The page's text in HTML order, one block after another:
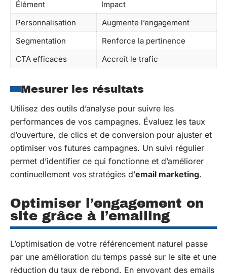
Élément
Impact
Personnalisation
Augmente l’engagement
Segmentation
Renforce la pertinence
CTA efficaces
Accroît le trafic
Mesurer les résultats
Utilisez des outils d’analyse pour suivre les
performances de vos campagnes. Évaluez les taux
d’ouverture, de clics et de conversion pour ajuster et
optimiser vos futures campagnes. Un suivi régulier
permet d’identifier ce qui fonctionne et d’améliorer
continuellement vos stratégies d’email marketing.
Optimiser l’engagement on
site grâce à l’emailing
L’optimisation de votre référencement naturel passe
par une amélioration du temps passé sur le site et une
réduction du taux de rebond. En envoyant des emails